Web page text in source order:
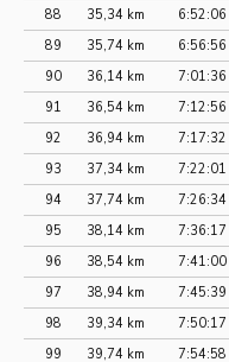
88
35,34 km 6:52:06
89
35,74 km 6:56:56
90
36,14 km 7:01:36
91
36,54 km 7:12:56
92
36,94 km 7:17:32
93
37,34 km 7:22:01
94
37,74 km 7:26:34
95
38,14 km 7:36:17
96
38,54 km 7:41:00
97
38,94 km 7:45:39
98
39,34 km 7:50:17
99
39,74 km 7:54:58